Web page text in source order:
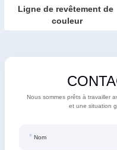
Ligne de revêtement de
couleur
Nous sommes prêts à travailler
et une situation
Nom